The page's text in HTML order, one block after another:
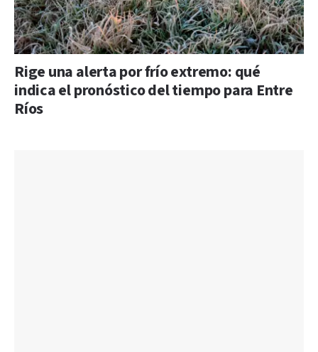
Rige una alerta por frío extremo: qué
indica el pronóstico del tiempo para Entre
Ríos